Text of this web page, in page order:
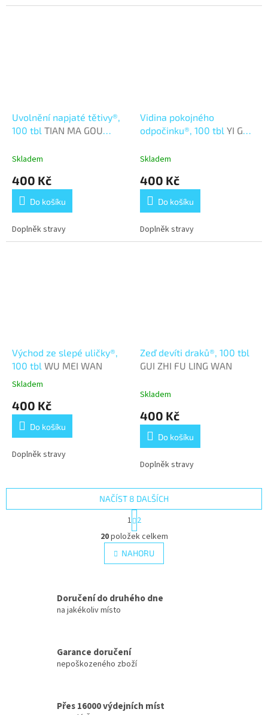
Uvolnění napjaté tětivy®,
100 tbl TIAN MA GOU
Skladem
400 Kč
Do košíku
Doplněk stravy
Vidina pokojného
odpočinku®, 100 tbl YI GAN
Skladem
400 Kč
Do košíku
Doplněk stravy
Východ ze slepé uličky®,
100 tbl WU MEI WAN
Průměrné
produktu
3,0
5
Skladem
400 Kč
Do košíku
Doplněk stravy
Zeď devíti draků®, 100 tbl
GUI ZHI FU LING WAN
Skladem
400 Kč
Do košíku
Doplněk stravy
O
v
l
á
c
y
p
NAČÍST 8 DALŠÍCH
t
r
á
n
k
á
1 2
20položek celkem
NAHORU
Doručení do druhého dne
na jakékoliv místo
Garance doručení
nepoškozeného zboží
Přes 16000 výdejních míst